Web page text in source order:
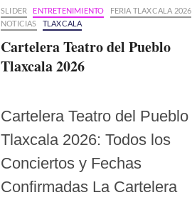
SLIDER ENTRETENIMIENTO
FERIA TLAXCALA 2026
NOTICIAS
TLAXCALA
Cartelera Teatro del Pueblo
Tlaxcala 2026
Cartelera Teatro del Pueblo
Tlaxcala 2026: Todos los
Conciertos y Fechas
Confirmadas La Cartelera